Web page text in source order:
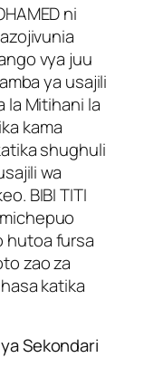
ni
vya juu
ya usajili
la Mitihani la
kama
shughuli
wa
BIBI TITI
hutoa fursa
zao za
katika
Sekondari